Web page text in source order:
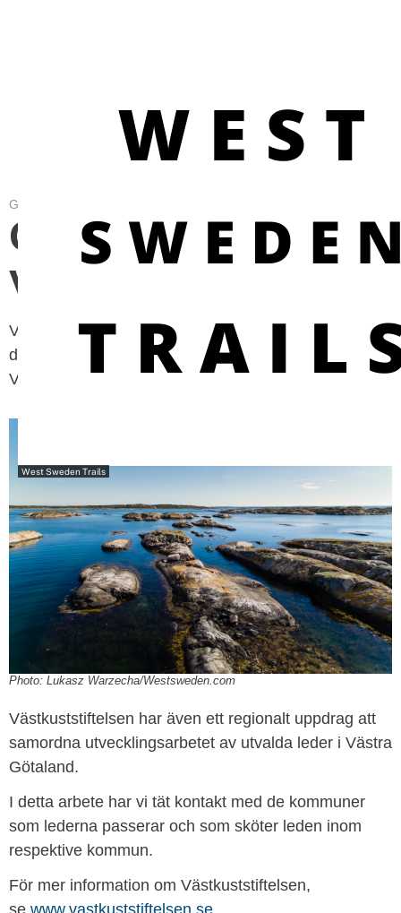
West Sweden Trails
GOOD TO KNOW ABOUT OUTDOOR LIFE
Om
Västkuststiftelsen
Västkuststiftelsens uppdrag är att bevara och vårda
den västsvenska naturen och att stimulera friluftslivet.
Vi Värnar, Vårdar och Visar naturen.
Photo: Lukasz Warzecha/Westsweden.com
Västkuststiftelsen har även ett regionalt uppdrag att
samordna utvecklingsarbetet av utvalda leder i Västra
Götaland.
I detta arbete har vi tät kontakt med de kommuner
som lederna passerar och som sköter leden inom
respektive kommun.
För mer information om Västkuststiftelsen,